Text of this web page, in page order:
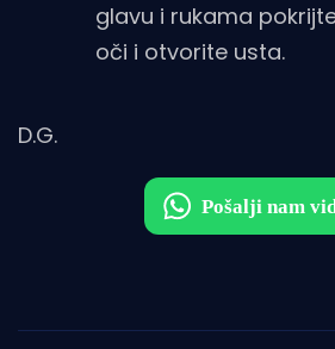
glavu i rukama
oči i otvorite usta.
D.G.